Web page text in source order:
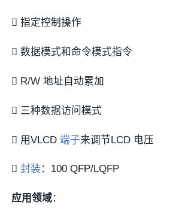
 指定控制操作
 数据模式和命令模式指令
 R/W 地址自动累加
 三种数据访问模式
 用VLCD端子来调节LCD 电压
封装 ：100 QFP/LQFP
应用领域：